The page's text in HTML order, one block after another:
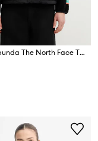
Vlněná bunda The North Face The North Face x Casentino